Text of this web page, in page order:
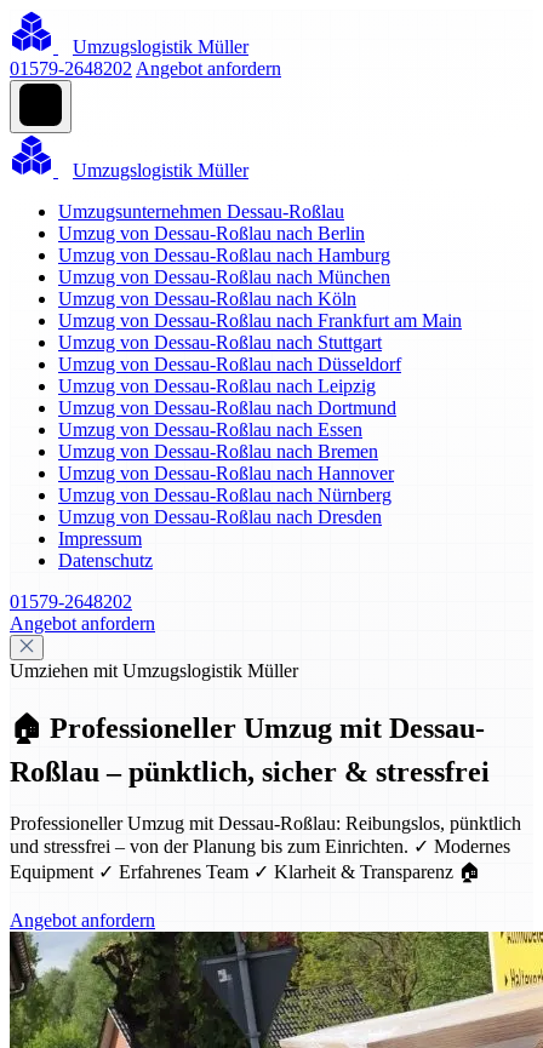
Umzugslogistik Müller
01579-2648202 Angebot anfordern
Umzugslogistik Müller
Umzugsunternehmen Dessau-Roßlau
Umzug von Dessau-Roßlau nach Berlin
Umzug von Dessau-Roßlau nach Hamburg
Umzug von Dessau-Roßlau nach München
Umzug von Dessau-Roßlau nach Köln
Umzug von Dessau-Roßlau nach Frankfurt am Main
Umzug von Dessau-Roßlau nach Stuttgart
Umzug von Dessau-Roßlau nach Düsseldorf
Umzug von Dessau-Roßlau nach Leipzig
Umzug von Dessau-Roßlau nach Dortmund
Umzug von Dessau-Roßlau nach Essen
Umzug von Dessau-Roßlau nach Bremen
Umzug von Dessau-Roßlau nach Hannover
Umzug von Dessau-Roßlau nach Nürnberg
Umzug von Dessau-Roßlau nach Dresden
Impressum
Datenschutz
01579-2648202
Angebot anfordern
Umziehen mit Umzugslogistik Müller
🏠 Professioneller Umzug mit Dessau-
Roßlau – pünktlich, sicher & stressfrei
Professioneller Umzug mit Dessau-Roßlau: Reibungslos, pünktlich
und stressfrei – von der Planung bis zum Einrichten. ✓ Modernes
Equipment ✓ Erfahrenes Team ✓ Klarheit & Transparenz 🏠
Angebot anfordern